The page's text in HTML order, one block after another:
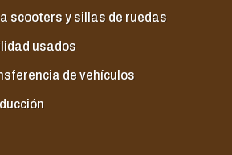
scooters y sillas de ruedas
usados
de vehículos